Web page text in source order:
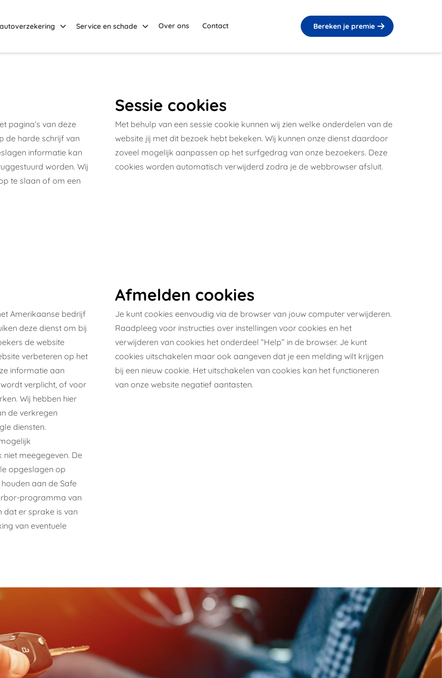
Service en schade Over ons Contact Bereken je premie
pagina’s van deze
de harde schrijf van
informatie kan
worden. Wij
te slaan of om een
Sessie cookies
Met behulp van een sessie cookie kunnen wij zien welke onderdelen van de
website jij met dit bezoek hebt bekeken. Wij kunnen onze dienst daardoor
zoveel mogelijk aanpassen op het surfgedrag van onze bezoekers. Deze
cookies worden automatisch verwijderd zodra je de webbrowser afsluit.
Amerikaanse bedrijf
deze dienst om bij
de website
verbeteren op het
informatie aan
verplicht, of voor
Wij hebben hier
de verkregen
diensten.
meegegeven. De
opgeslagen op
aan de Safe
programma van
dat er sprake is van
van eventuele
Afmelden cookies
Je kunt cookies eenvoudig via de browser van jouw computer verwijderen.
Raadpleeg voor instructies over instellingen voor cookies en het
verwijderen van cookies het onderdeel “Help” in de browser. Je kunt
cookies uitschakelen maar ook aangeven dat je een melding wilt krijgen
bij een nieuw cookie. Het uitschakelen van cookies kan het functioneren
van onze website negatief aantasten.